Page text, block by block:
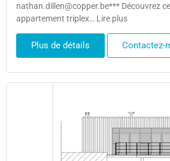
nathan.dillen@copper.be*** Découvrez
appartement triplex… Lire plus
Plus de détails Contactez-